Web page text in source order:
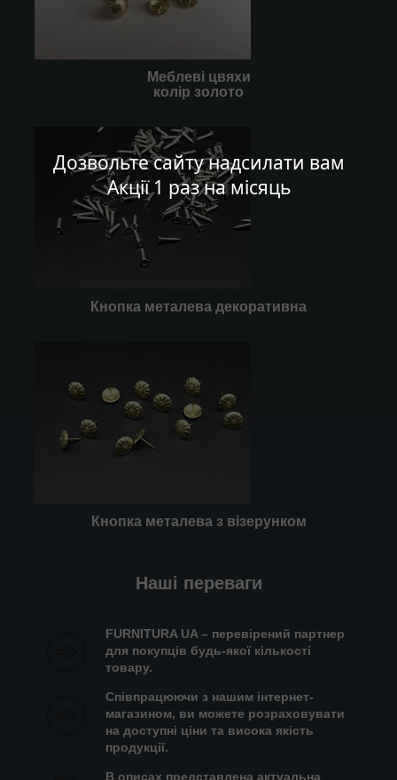
Дозвольте сайту надсилати вам
Акції 1 раз на місяць
Меблеві цвяхи
колір золото
Кнопка металева декоративна
Кнопка металева з візерунком
Наші переваги
FURNITURA UA – перевірений партнер
для покупців будь-якої кількості
товару.
Співпрацюючи з нашим інтернет-
магазином, ви можете розраховувати
на доступні ціни та висока якість
продукції.
В описах представлена актуальна